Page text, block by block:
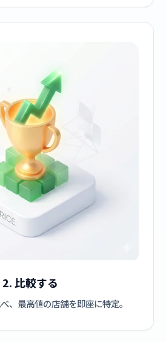
2. 比較する
、最高値の店舗を即座に特定。